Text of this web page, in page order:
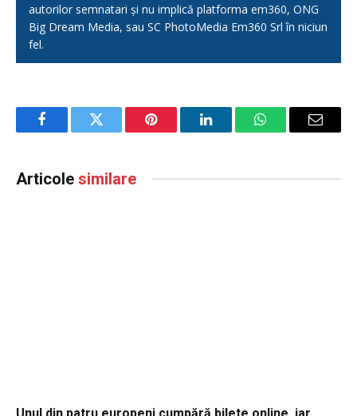
autorilor semnatari și nu implică platforma em360, ONG
Big Dream Media, sau SC PhotoMedia Em360 Srl în niciun
fel.
FacebookTwitter Pinterest LinkedInWhatsAppEmail
Articole similare